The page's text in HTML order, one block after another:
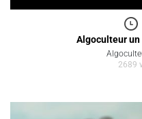
Algoculteur
2689